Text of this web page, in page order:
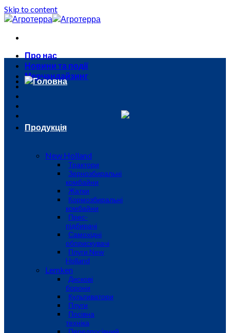
Skip to content
Про нас
Новини та події
Мерчандайзинг
Головна
Продукція
New Holland
Трактори
Зернозбиральні
комбайни
Жатки
Кормозбиральні
комбайни
Прес-
підбирачі
Самохідні
обприскувачі
Плуги New
Holland
Lemken
Дискові
борони
Культиватори
Плуги
Посівна
техніка
Передпосівний